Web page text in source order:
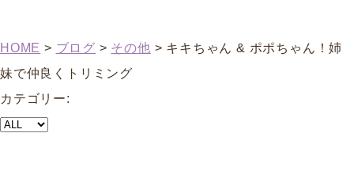
HOME > ブログ > その他 > キキちゃん & ポポちゃん！姉
妹で仲良くトリミング
カテゴリー: